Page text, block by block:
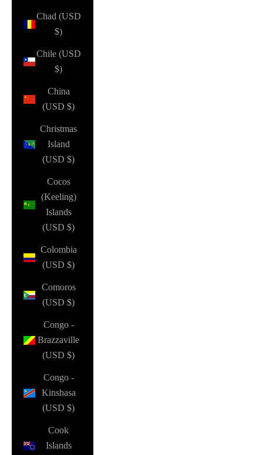
Chad (USD
$)
Chile (USD
$)
China
(USD $)
Christmas
Island
(USD $)
Cocos
(Keeling)
Islands
(USD $)
Colombia
(USD $)
Comoros
(USD $)
Congo -
Brazzaville
(USD $)
Congo -
Kinshasa
(USD $)
Cook
Islands